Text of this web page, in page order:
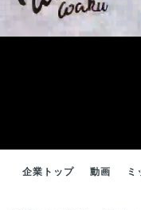
企業トップ 動画 ミ